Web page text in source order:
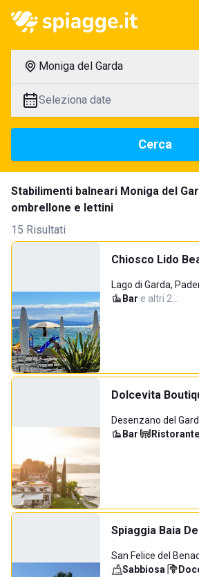
Moniga del Garda
Seleziona date
Cerca
Stabilimenti balneari Moniga del
ombrellone e lettini
15 Risultati
Chiosco Lido
Lago di Garda,
Bar·e altri 2…
Dolcevita
Desenzano del
Bar· Ristorante
Spiaggia Baia
San Felice del
Sabbiosa·